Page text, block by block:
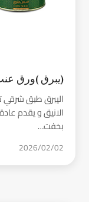
(يبرق )ورق
اليبرق طبق شرقي
الانيق و يقدم
بخفت…
2026/02/02